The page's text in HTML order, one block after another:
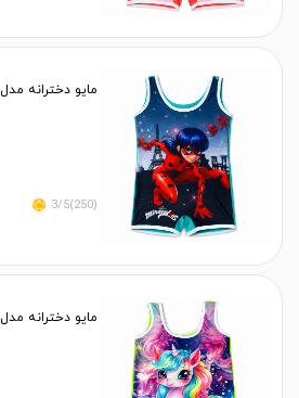
مایو دخترانه مدل Lady Night
(250)3/5
مایو دخترانه مدل Bloom